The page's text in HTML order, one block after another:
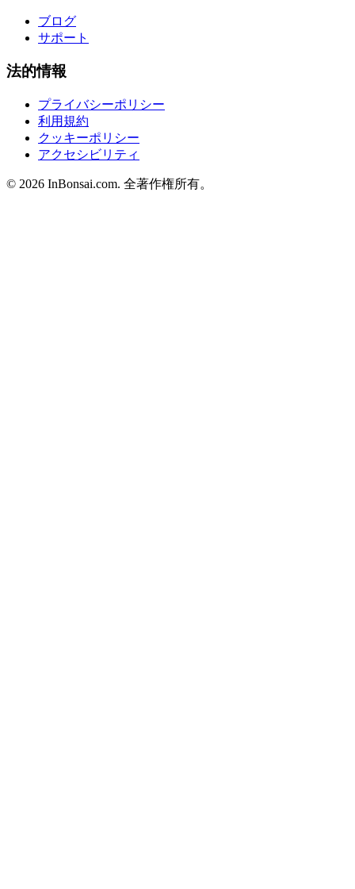
ブログ
サポート
法的情報
プライバシーポリシー
利用規約
クッキーポリシー
アクセシビリティ
© 2026 InBonsai.com. 全著作権所有。